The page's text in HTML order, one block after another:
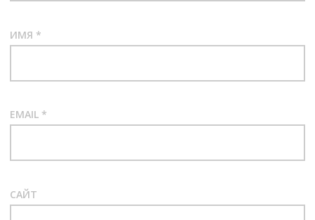
ИМЯ *
EMAIL *
САЙТ